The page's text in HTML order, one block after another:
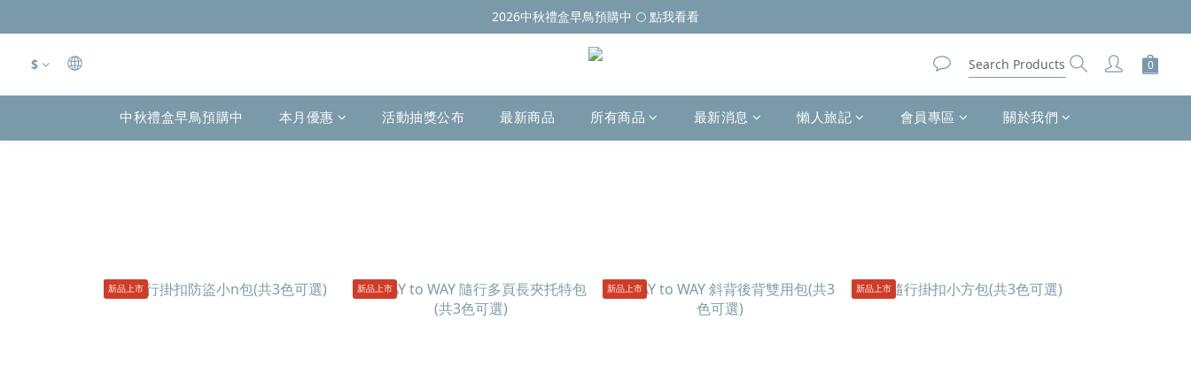
2026中秋禮盒早鳥預購中 🌕 點我看看
$
中秋禮盒早鳥預購中 本月優惠 活動抽獎公布 最新商品 所有商品 最新消息 懶人旅記 會員專區 關於我們
新品上市 新品上市 新品上市 新品上市